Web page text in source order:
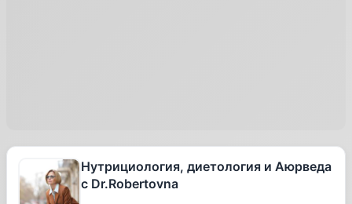
Нутрициология, диетология и Аюрведа
с Dr.Robertovna